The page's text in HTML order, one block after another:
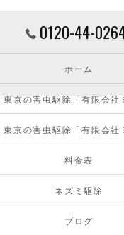
0120-44-
ホーム
料金表
ネズミ駆除
ブログ